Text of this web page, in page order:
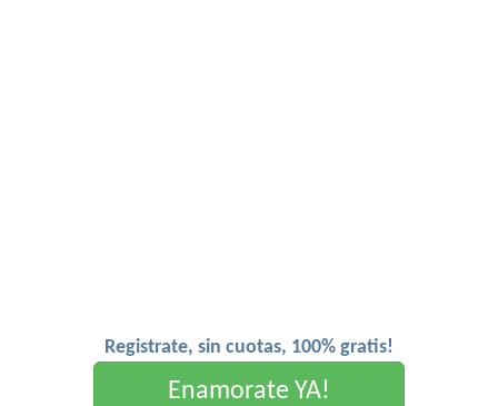
Registrate, sin cuotas, 100% gratis!
Enamorate YA!